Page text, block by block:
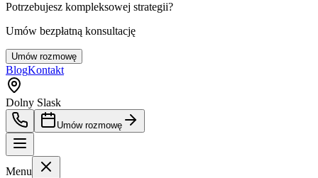
Potrzebujesz kompleksowej strategii?
Umów bezpłatną konsultację
Umów rozmowę
BlogKontakt
Dolny Slask
Umów rozmowę
Menu